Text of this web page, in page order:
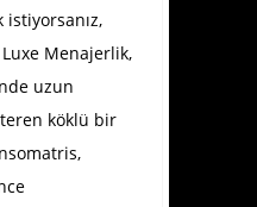
istiyorsanız,
Menajerlik,
uzun
köklü bir
,